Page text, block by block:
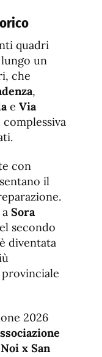
quadri
un
che
,
e Via
con
il
Sora
secondo
diventata
2026
x San